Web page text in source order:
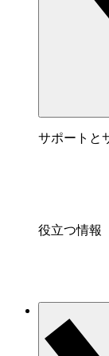
サポートと
役立つ情報